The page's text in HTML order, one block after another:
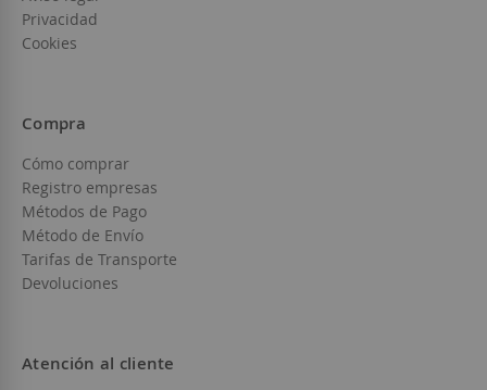
Privacidad
Cookies
Compra
Cómo comprar
Registro empresas
Métodos de Pago
Método de Envío
Tarifas de Transporte
Devoluciones
Atención al cliente